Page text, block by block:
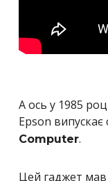
А ось у 1985
Epson
Computer.
Цей гаджет